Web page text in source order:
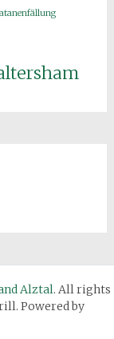
Alztal. All rights
Powered by